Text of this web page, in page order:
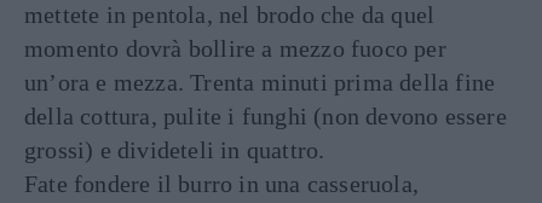
mettete in pentola, nel brodo che da quel
momento dovrà bollire a mezzo fuoco per
un’ora e mezza. Trenta minuti prima della fine
della cottura, pulite i funghi (non devono essere
grossi) e divideteli in quattro.
Fate fondere il burro in una casseruola,